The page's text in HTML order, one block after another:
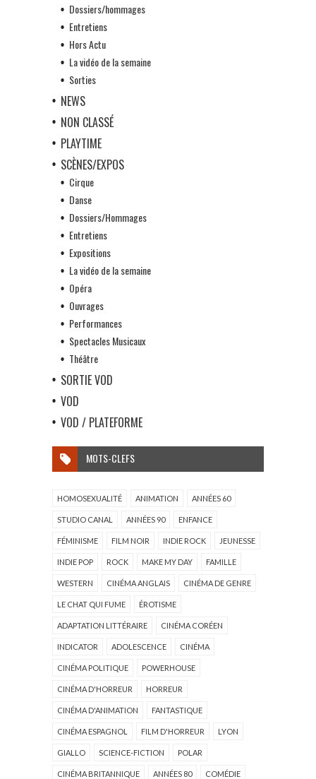
Dossiers/hommages
Entretiens
Hors Actu
La vidéo de la semaine
Sorties
NEWS
NON CLASSÉ
PLAYTIME
SCÈNES/EXPOS
Cirque
Danse
Dossiers/Hommages
Entretiens
Expositions
La vidéo de la semaine
Opéra
Ouvrages
Performances
Spectacles Musicaux
Théâtre
SORTIE VOD
VOD
VOD / PLATEFORME
MOTS-CLEFS
HOMOSEXUALITÉ ANIMATION ANNÉES 60
STUDIO CANAL ANNÉES 90 ENFANCE
FÉMINISME FILM NOIR INDIE ROCK JEUNESSE
INDIE POP ROCK MAKE MY DAY FAMILLE
WESTERN CINÉMA ANGLAIS CINÉMA DE GENRE
LE CHAT QUI FUME ÉROTISME
ADAPTATION LITTÉRAIRE CINÉMA CORÉEN
INDICATOR ADOLESCENCE CINÉMA
CINÉMA POLITIQUE POWERHOUSE
CINÉMA D'HORREUR HORREUR
CINÉMA D'ANIMATION FANTASTIQUE
CINÉMA ESPAGNOL FILM D'HORREUR LYON
GIALLO SCIENCE-FICTION POLAR
CINÉMA BRITANNIQUE ANNÉES 80 COMÉDIE